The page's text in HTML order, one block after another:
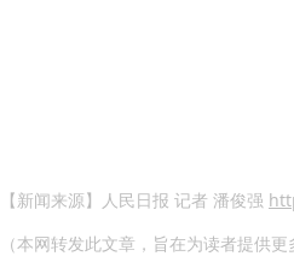
【新闻来源】人民日报 记者 潘俊强
（本网转发此文章，旨在为读者提供